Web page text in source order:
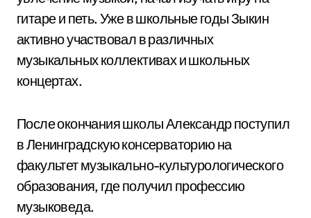
гитаре и петь. Уже в школьные годы Зыкин
активно участвовал в различных
музыкальных коллективах и школьных
концертах.
После окончания школы Александр поступил
в Ленинградскую консерваторию на
факультет музыкально-культурологического
образования, где получил профессию
музыковеда.